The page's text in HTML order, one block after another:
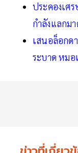
ประคองเศ
กำลังแลกม
เสนอล็อกด
ระบาด หมอ